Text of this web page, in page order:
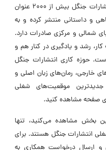
چاپخانه‌های تولید کتاب را دارد. انتشارات جنگل بیش از ۲۰۰۰ عنوان
و داستانی منتشر کرده و به
آسیای شمالی و مرکزی صادرات دارد.
رشد و یادگیری در کنار هم و
حوزه کاری انتشارات جنگل
خارجی، رمان‌های زبان اصلی و
موقعیت‌های شغلی
صفحه مشاهده کنید.
بخش مشاهده می‌کنید، تنها
انتشارات جنگل هستند. برای